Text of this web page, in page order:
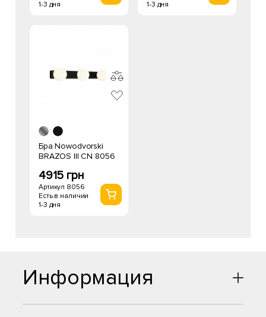
1-3 дня
1-3 дня
Бра Nowodvorski
BRAZOS III CN 8056
4915 грн
Артикул 8056
Есть в наличии
1-3 дня
Информация